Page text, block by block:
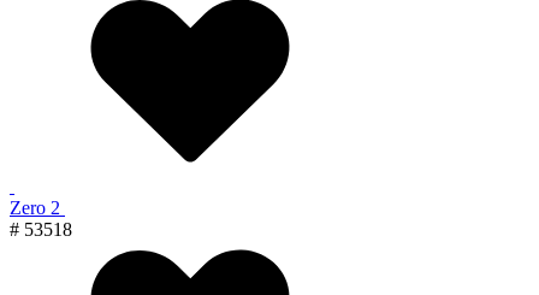
Zero 2
# 53518